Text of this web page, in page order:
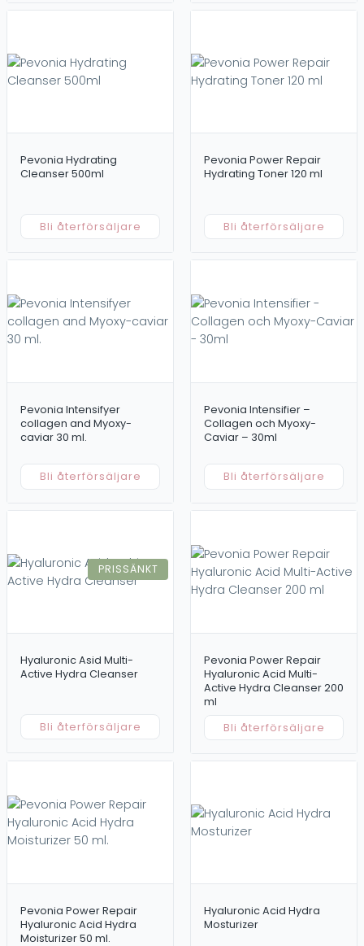
Pevonia Hydrating
Cleanser 500ml
Bli återförsäljare
Pevonia Power Repair
Hydrating Toner 120 ml
Bli återförsäljare
Pevonia Intensifyer
collagen and Myoxy-
caviar 30 ml.
Bli återförsäljare
Pevonia Intensifier –
Collagen och Myoxy-
Caviar – 30ml
Bli återförsäljare
PRISSÄNKT
Hyaluronic Asid Multi-
Active Hydra Cleanser
Bli återförsäljare
Pevonia Power Repair
Hyaluronic Acid Multi-
Active Hydra Cleanser 200
ml
Bli återförsäljare
Pevonia Power Repair
Hyaluronic Acid Hydra
Moisturizer 50 ml.
Hyaluronic Acid Hydra
Mosturizer